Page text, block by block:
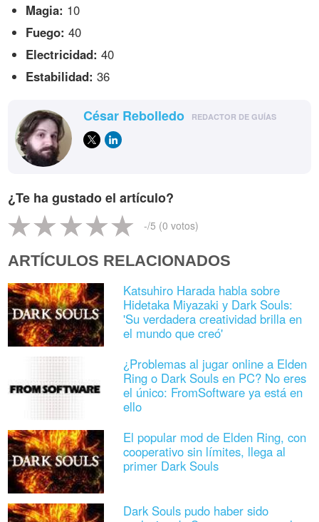
Magia: 10
Fuego: 40
Electricidad: 40
Estabilidad: 36
César Rebolledo REDACTOR DE GUÍAS
¿Te ha gustado el artículo?
-/5 (0 votos)
ARTÍCULOS RELACIONADOS
Katsuhiro Harada habla sobre
Hidetaka Miyazaki y Dark Souls:
'Su verdadera creatividad brilla en
el mundo que creó'
¿Problemas al jugar online a Elden
Ring o Dark Souls en PC? No eres
el único: FromSoftware ya está en
ello
El popular mod de Elden Ring, con
cooperativo sin límites, llega al
primer Dark Souls
Dark Souls pudo haber sido